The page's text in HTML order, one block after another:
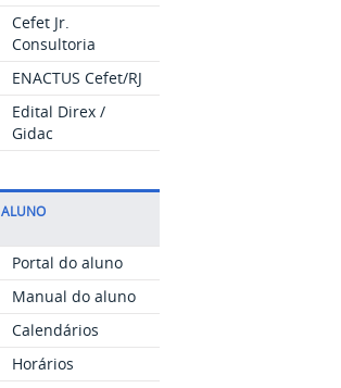
Cefet Jr.
Consultoria
ENACTUS Cefet/RJ
Edital Direx /
Gidac
ALUNO
Portal do aluno
Manual do aluno
Calendários
Horários